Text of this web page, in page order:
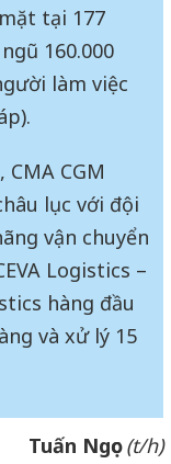
tại 177
160.000
làm việc
CGM
lục với đội
vận chuyển
Logistics –
hàng đầu
và xử lý 15
Tuấn Ngọc(t/h)